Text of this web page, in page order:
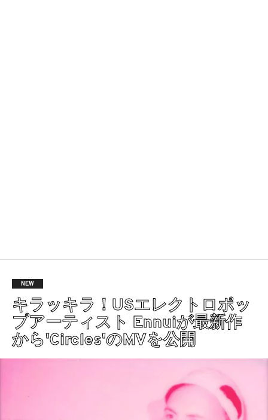
NEW
キラッキラ！USエレクトロポッ
プアーティスト Ennuiが最新作
から'Circles'のMVを公開